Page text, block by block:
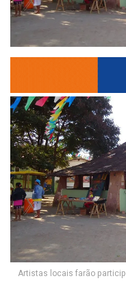
Artistas locais farão